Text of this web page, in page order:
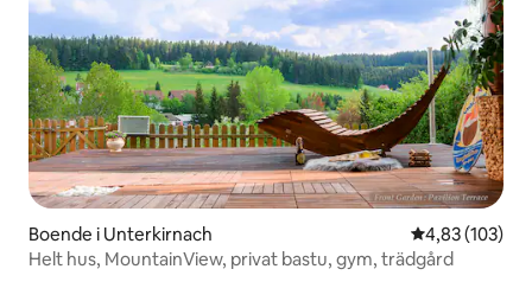
Boende i Unterkirnach 4,83 av 5 i
4,83 (103)
Helt hus, MountainView, privat bastu, gym, trädgård